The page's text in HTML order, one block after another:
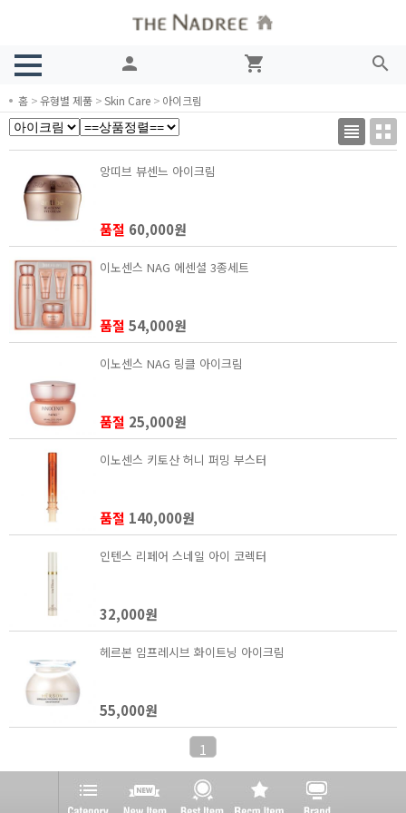
person shopping_cart search
홈 >유형별 제품 >Skin Care > 아이크림
앙띠브 뷰센느 아이크림
품절 60,000원
이노센스 NAG 에센셜 3종세트
품절 54,000원
이노센스 NAG 링클 아이크림
품절 25,000원
이노센스 키토산 허니 퍼밍 부스터
품절 140,000원
인텐스 리페어 스네일 아이 코렉터
32,000원
헤르본 임프레시브 화이트닝 아이크림
55,000원
1